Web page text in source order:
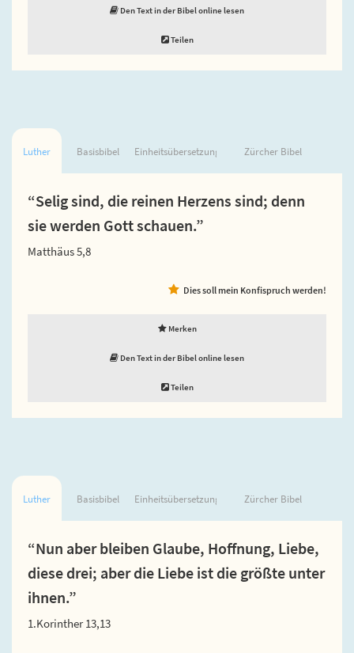
Den Text in der Bibel online lesen
Teilen
Luther Basisbibel Einheitsübersetzung Zürcher Bibel
“Selig sind, die reinen Herzens sind; denn
sie werden Gott schauen.”
Matthäus 5,8
Dies soll mein Konfispruch werden!
Merken
Den Text in der Bibel online lesen
Teilen
Luther Basisbibel Einheitsübersetzung Zürcher Bibel
“Nun aber bleiben Glaube, Hoffnung, Liebe,
diese drei; aber die Liebe ist die größte unter
ihnen.”
1.Korinther 13,13